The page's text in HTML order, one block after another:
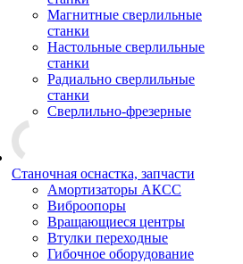
Магнитные сверлильные
станки
Настольные сверлильные
станки
Радиально сверлильные
станки
Сверлильно-фрезерные
Станочная оснастка, запчасти
Амортизаторы АКСС
Виброопоры
Вращающиеся центры
Втулки переходные
Гибочное оборудование